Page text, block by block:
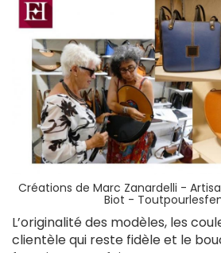
Créations de Marc Zanardelli -
Biot -
L’originalité des modèles, les
clientèle qui reste fidèle et le